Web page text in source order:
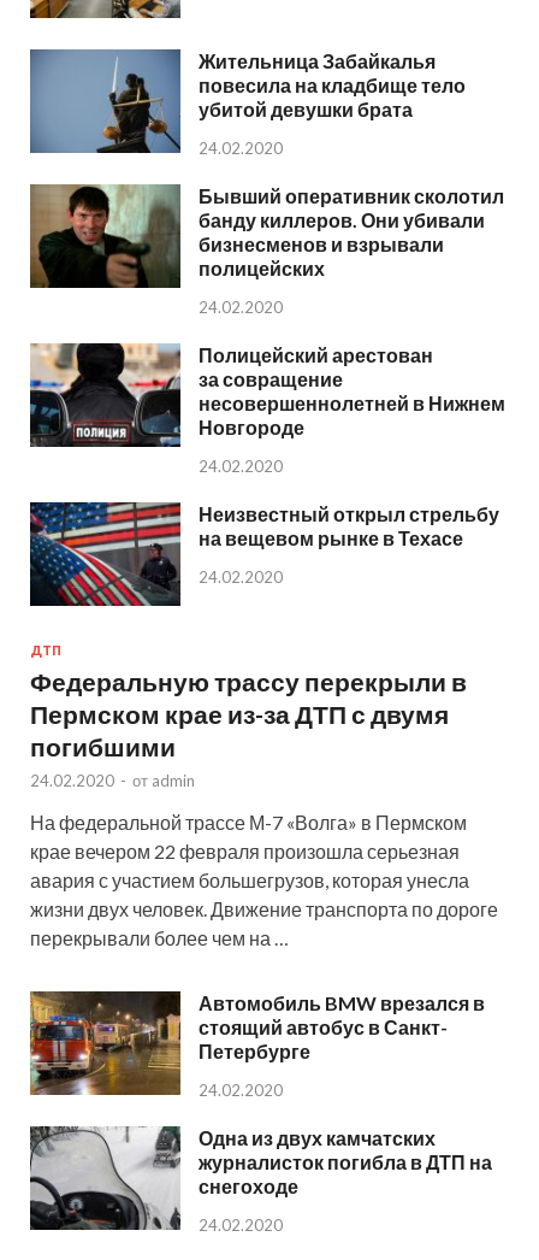
Жительница Забайкалья
повесила на кладбище тело
убитой девушки брата
24.02.2020
Бывший оперативник сколотил
банду киллеров. Они убивали
бизнесменов и взрывали
полицейских
24.02.2020
Полицейский арестован
за совращение
несовершеннолетней в Нижнем
Новгороде
24.02.2020
Неизвестный открыл стрельбу
на вещевом рынке в Техасе
24.02.2020
ДТП
Федеральную трассу перекрыли в
Пермском крае из-за ДТП с двумя
погибшими
24.02.2020 - от admin
На федеральной трассе М-7 «Волга» в Пермском
крае вечером 22 февраля произошла серьезная
авария с участием большегрузов, которая унесла
жизни двух человек. Движение транспорта по дороге
перекрывали более чем на …
Автомобиль BMW врезался в
стоящий автобус в Санкт-
Петербурге
24.02.2020
Одна из двух камчатских
журналисток погибла в ДТП на
снегоходе
24.02.2020